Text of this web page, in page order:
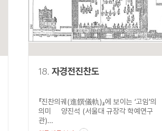
18. 자경전진찬도
『진찬의궤(進饌儀軌)』에 보이는 ‘고임’의
의미 양진석 (서울대 규장각 학예연구
관)...